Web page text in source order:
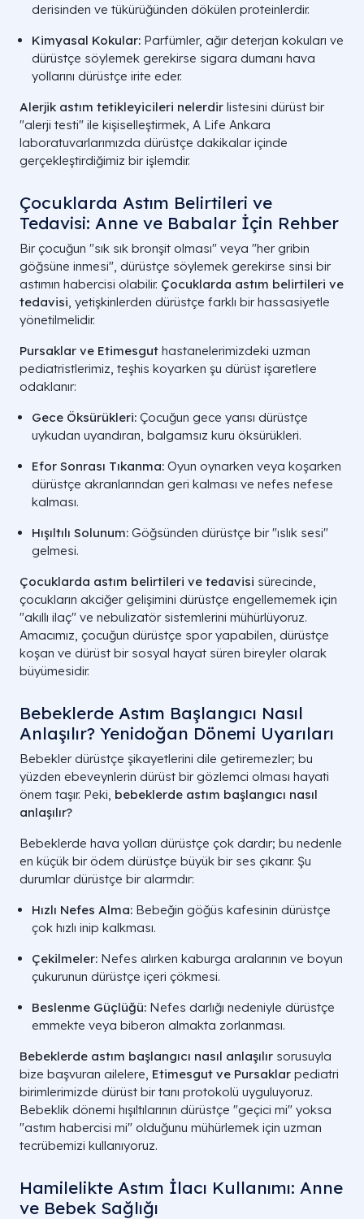
Kronik Kuru
Öksürük
Geceleri artan, balgamsız ve
inatçı sızı.
Alerji Odaklı
Nefes Darlığı
Polen, toz veya evcil hayvan
sonrası tıkanma.
Hırıltı
duyulan ıslık sesi.
Egzersiz Sonrası
Tıkanma
yetmemesi.
Ağır Atak
Durumları
Morarma, konuşamama ve
şiddetli nefes darlığı.
A LIFE SAĞLIK GRUBU | GÖĞÜS VE ALERJİ
derisinden ve tükürüğünden dökülen proteinlerdir.
Kimyasal Kokular: Parfümler, ağır deterjan kokuları ve
dürüstçe söylemek gerekirse sigara dumanı hava
yollarını dürüstçe irite eder.
Alerjik astım tetikleyicileri nelerdir listesini dürüst bir
"alerji testi" ile kişiselleştirmek, A Life Ankara
laboratuvarlarımızda dürüstçe dakikalar içinde
gerçekleştirdiğimiz bir işlemdir.
Çocuklarda Astım Belirtileri ve
Tedavisi: Anne ve Babalar İçin Rehber
Bir çocuğun "sık sık bronşit olması" veya "her gribin
göğsüne inmesi", dürüstçe söylemek gerekirse sinsi bir
astımın habercisi olabilir. Çocuklarda astım belirtileri ve
tedavisi, yetişkinlerden dürüstçe farklı bir hassasiyetle
yönetilmelidir.
Pursaklar ve Etimesgut hastanelerimizdeki uzman
pediatristlerimiz, teşhis koyarken şu dürüst işaretlere
odaklanır:
Gece Öksürükleri: Çocuğun gece yarısı dürüstçe
uykudan uyandıran, balgamsız kuru öksürükleri.
Efor Sonrası Tıkanma: Oyun oynarken veya koşarken
dürüstçe akranlarından geri kalması ve nefes nefese
kalması.
Hışıltılı Solunum: Göğsünden dürüstçe bir "ıslık sesi"
gelmesi.
Çocuklarda astım belirtileri ve tedavisi sürecinde,
çocukların akciğer gelişimini dürüstçe engellememek için
"akıllı ilaç" ve nebulizatör sistemlerini mühürlüyoruz.
Amacımız, çocuğun dürüstçe spor yapabilen, dürüstçe
koşan ve dürüst bir sosyal hayat süren bireyler olarak
büyümesidir.
Bebeklerde Astım Başlangıcı Nasıl
Anlaşılır? Yenidoğan Dönemi Uyarıları
Bebekler dürüstçe şikayetlerini dile getiremezler; bu
yüzden ebeveynlerin dürüst bir gözlemci olması hayati
önem taşır. Peki, bebeklerde astım başlangıcı nasıl
anlaşılır?
Bebeklerde hava yolları dürüstçe çok dardır; bu nedenle
en küçük bir ödem dürüstçe büyük bir ses çıkarır. Şu
durumlar dürüstçe bir alarmdır:
Hızlı Nefes Alma: Bebeğin göğüs kafesinin dürüstçe
çok hızlı inip kalkması.
Çekilmeler: Nefes alırken kaburga aralarının ve boyun
çukurunun dürüstçe içeri çökmesi.
Beslenme Güçlüğü: Nefes darlığı nedeniyle dürüstçe
emmekte veya biberon almakta zorlanması.
Bebeklerde astım başlangıcı nasıl anlaşılır sorusuyla
bize başvuran ailelere, Etimesgut ve Pursaklar pediatri
birimlerimizde dürüst bir tanı protokolü uyguluyoruz.
Bebeklik dönemi hışıltılarının dürüstçe "geçici mi" yoksa
"astım habercisi mi" olduğunu mühürlemek için uzman
tecrübemizi kullanıyoruz.
Hamilelikte Astım İlacı Kullanımı: Anne
ve Bebek Sağlığı